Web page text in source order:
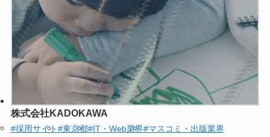
株式会社KADOKAWA
#採用サイト#東京都#IT・Web業界#マスコミ・出版業界